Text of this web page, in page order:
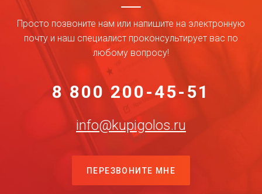
Просто позвоните нам или напишите на электронную
почту и наш специалист проконсультирует вас по
любому вопросу!
8 800 200-45-51
info@kupigolos.ru
ПЕРЕЗВОНИТЕ МНЕ